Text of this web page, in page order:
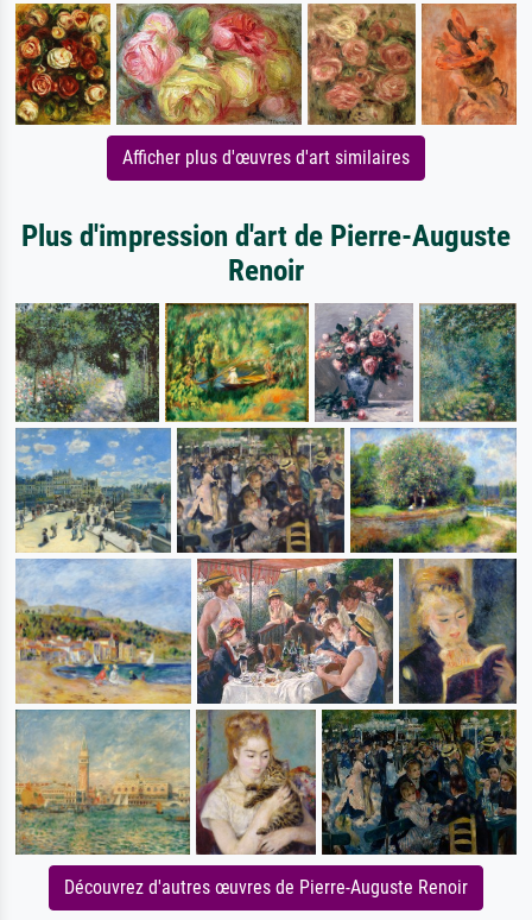
Afficher plus d'œuvres d'art similaires
Plus d'impression d'art de Pierre-Auguste
Renoir
Découvrez d'autres œuvres de Pierre-Auguste Renoir